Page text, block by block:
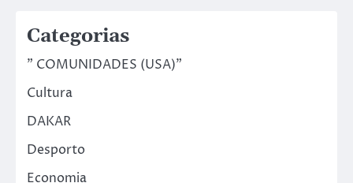
Categorias
" COMUNIDADES (USA)"
Cultura
DAKAR
Desporto
Economia